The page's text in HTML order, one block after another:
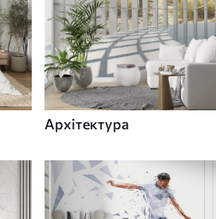
Архітектура